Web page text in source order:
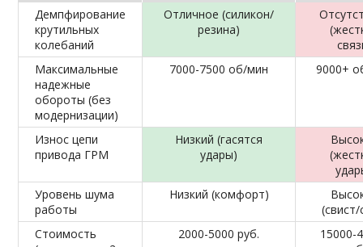
Демпфирование
крутильных
колебаний
Отличное (силикон/
резина)
Максимальные
надежные
обороты (без
модернизации)
7000-7500 об/мин 9000+
Износ цепи
привода ГРМ
Низкий (гасятся
удары)
Уровень шума
работы
Низкий (комфорт)
(свист/
Стоимость
2000-5000 руб.
15000-